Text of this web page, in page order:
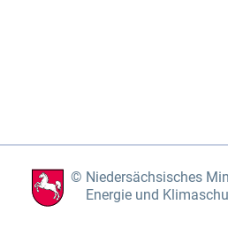
Niedersächsisches
Energie und